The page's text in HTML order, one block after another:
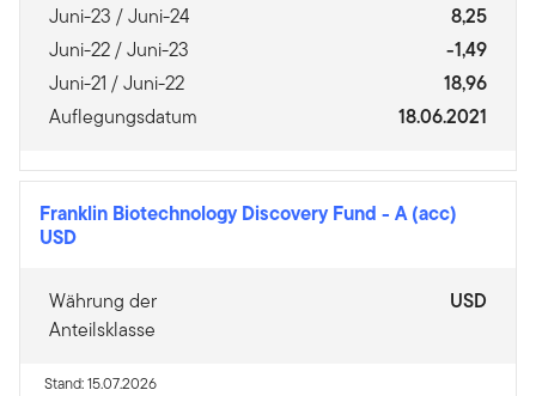
Juni-23 / Juni-24
8,25
Juni-22 / Juni-23
-1,49
Juni-21 / Juni-22
18,96
Auflegungsdatum
18.06.2021
Franklin Biotechnology Discovery Fund - A (acc)
USD
Währung der
Anteilsklasse
USD
Stand: 15.07.2026